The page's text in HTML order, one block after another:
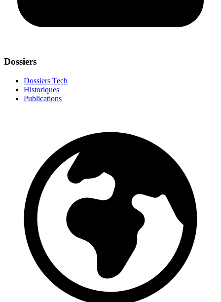
Dossiers
Dossiers Tech
Historiques
Publications